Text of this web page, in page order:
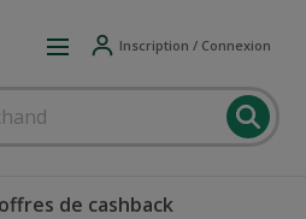
Inscription / Connexion
de cashback